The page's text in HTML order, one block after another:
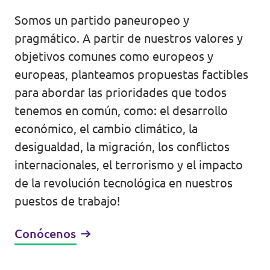
Volt Croacia
Volt Chequia
Volt Dinamarca
Volt Eslovaquia
Volt Eslovenia
Volt Estonia
Volt Finlandia [facebook]
Volt Francia
Volt Grecia
Agenda
Elecciones al Parlamento Europeo
Únete
Dona
Somos un partido paneuropeo y
pragmático. A partir de nuestros valores y
objetivos comunes como europeos y
europeas, planteamos propuestas factibles
para abordar las prioridades que todos
tenemos en común, como: el desarrollo
económico, el cambio climático, la
desigualdad, la migración, los conflictos
internacionales, el terrorismo y el impacto
de la revolución tecnológica en nuestros
puestos de trabajo!
Conócenos